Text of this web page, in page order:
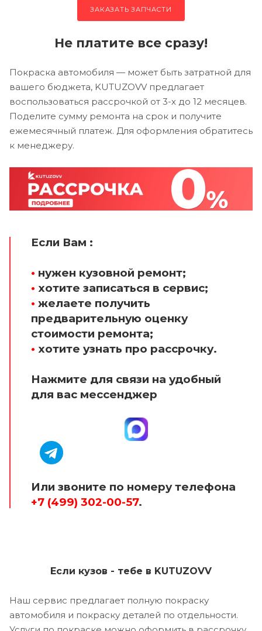
ЗАКАЗАТЬ ЗАПЧАСТИ
Не платите все сразу!
Покраска автомобиля — может быть затратной для
вашего бюджета, KUTUZOVV предлагает
воспользоваться рассрочкой от 3-х до 12 месяцев.
Поделите сумму ремонта на срок и получите
ежемесячный платеж. Для оформления обратитесь
к менеджеру.
Если Вам :
• нужен кузовной ремонт;
• хотите записаться в сервис;
• желаете получить
предварительную оценку
стоимости ремонта;
• хотите узнать про рассрочку.
Нажмите для связи на удобный
для вас мессенджер
Или звоните по номеру телефона
+7 (499) 302-00-57.
Если кузов - тебе в KUTUZOVV
Наш сервис предлагает полную покраску
автомобиля и покраску деталей по отдельности.